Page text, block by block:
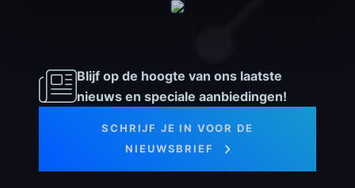
Blijf op de hoogte van ons laatste
nieuws en speciale aanbiedingen!
SCHRIJF JE IN VOOR DE
NIEUWSBRIEF